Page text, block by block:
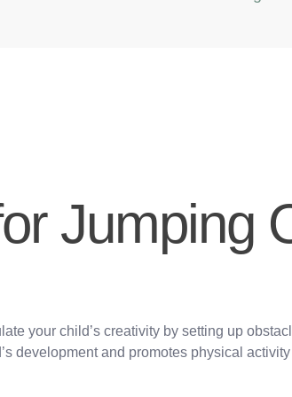
Jumping
your child’s creativity by setting up
development and promotes physical